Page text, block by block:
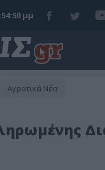
μμ
Αγροτικά Νέα